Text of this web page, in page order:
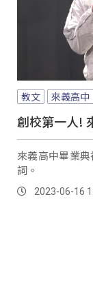
教文 來義高中
創校第一人!
來義高中畢業
詞。
2023-06-16